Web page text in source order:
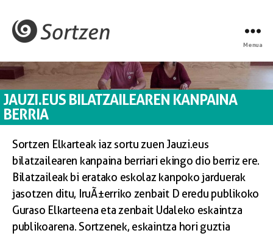
Menua
JAUZI.EUS BILATZAILEAREN KANPAINA
BERRIA
Sortzen Elkarteak iaz sortu zuen Jauzi.eus
bilatzailearen kanpaina berriari ekingo dio berriz ere.
Bilatzaileak bi eratako eskolaz kanpoko jarduerak
jasotzen ditu, IruÃ±erriko zenbait D eredu publikoko
Guraso Elkarteena eta zenbait Udaleko eskaintza
publikoarena. Sortzenek, eskaintza hori guztia